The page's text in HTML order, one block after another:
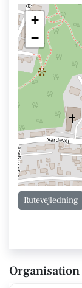
+
−
Rutevejledning